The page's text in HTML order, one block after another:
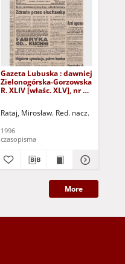
Gazeta Lubuska : dawniej
Zielonogórska-Gorzowska
R. XLIV [właśc. XLV], nr 52
Rataj, Mirosław. Red. nacz.
1996
czasopisma
More